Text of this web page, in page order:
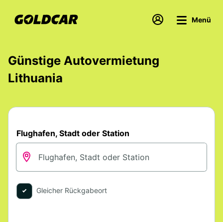
Menü
Günstige Autovermietung
Lithuania
Flughafen, Stadt oder Station
Gleicher Rückgabeort